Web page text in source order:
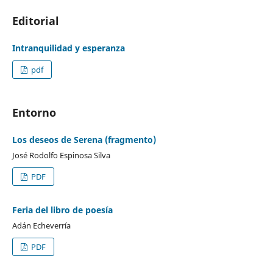
Editorial
Intranquilidad y esperanza
pdf
Entorno
Los deseos de Serena (fragmento)
José Rodolfo Espinosa Silva
PDF
Feria del libro de poesía
Adán Echeverría
PDF